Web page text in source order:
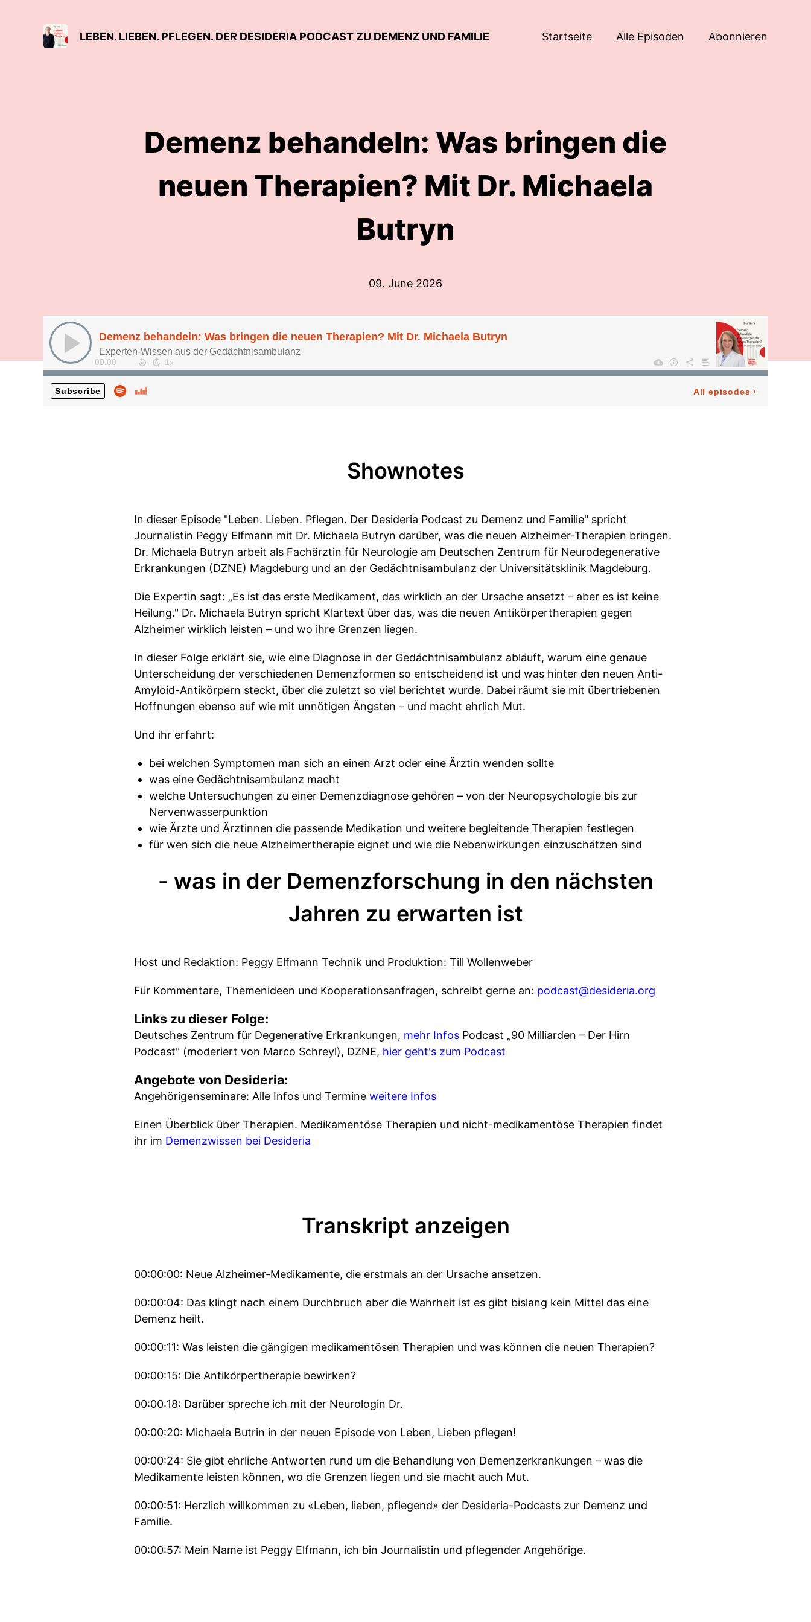
LEBEN. LIEBEN. PFLEGEN. DER DESIDERIA PODCAST ZU DEMENZ UND FAMILIE Startseite Alle Episoden Abonnieren
Demenz behandeln: Was bringen die
neuen Therapien? Mit Dr. Michaela
Butryn
09. June 2026
Demenz behandeln: Was bringen die neuen Therapien? Mit Dr. Michaela Butryn
Experten-Wissen aus der Gedächtnisambulanz
00:00
Subscribe All episodes ›
Shownotes
In dieser Episode "Leben. Lieben. Pflegen. Der Desideria Podcast zu Demenz und Familie" spricht
Journalistin Peggy Elfmann mit Dr. Michaela Butryn darüber, was die neuen Alzheimer-Therapien bringen.
Dr. Michaela Butryn arbeit als Fachärztin für Neurologie am Deutschen Zentrum für Neurodegenerative
Erkrankungen (DZNE) Magdeburg und an der Gedächtnisambulanz der Universitätsklinik Magdeburg.
Die Expertin sagt: „Es ist das erste Medikament, das wirklich an der Ursache ansetzt – aber es ist keine
Heilung." Dr. Michaela Butryn spricht Klartext über das, was die neuen Antikörpertherapien gegen
Alzheimer wirklich leisten – und wo ihre Grenzen liegen.
In dieser Folge erklärt sie, wie eine Diagnose in der Gedächtnisambulanz abläuft, warum eine genaue
Unterscheidung der verschiedenen Demenzformen so entscheidend ist und was hinter den neuen Anti-
Amyloid-Antikörpern steckt, über die zuletzt so viel berichtet wurde. Dabei räumt sie mit übertriebenen
Hoffnungen ebenso auf wie mit unnötigen Ängsten – und macht ehrlich Mut.
Und ihr erfahrt:
bei welchen Symptomen man sich an einen Arzt oder eine Ärztin wenden sollte
was eine Gedächtnisambulanz macht
welche Untersuchungen zu einer Demenzdiagnose gehören – von der Neuropsychologie bis zur
Nervenwasserpunktion
wie Ärzte und Ärztinnen die passende Medikation und weitere begleitende Therapien festlegen
für wen sich die neue Alzheimertherapie eignet und wie die Nebenwirkungen einzuschätzen sind
- was in der Demenzforschung in den nächsten
Jahren zu erwarten ist
Host und Redaktion: Peggy Elfmann Technik und Produktion: Till Wollenweber
Für Kommentare, Themenideen und Kooperationsanfragen, schreibt gerne an: podcast@desideria.org
Links zu dieser Folge:
Deutsches Zentrum für Degenerative Erkrankungen, mehr Infos Podcast „90 Milliarden – Der Hirn
Podcast" (moderiert von Marco Schreyl), DZNE, hier geht's zum Podcast
Angebote von Desideria:
Angehörigenseminare: Alle Infos und Termine weitere Infos
Einen Überblick über Therapien. Medikamentöse Therapien und nicht-medikamentöse Therapien findet
ihr im Demenzwissen bei Desideria
Transkript anzeigen
00:00:00: Neue Alzheimer-Medikamente, die erstmals an der Ursache ansetzen.
00:00:04: Das klingt nach einem Durchbruch aber die Wahrheit ist es gibt bislang kein Mittel das eine
Demenz heilt.
00:00:11: Was leisten die gängigen medikamentösen Therapien und was können die neuen Therapien?
00:00:15: Die Antikörpertherapie bewirken?
00:00:18: Darüber spreche ich mit der Neurologin Dr.
00:00:20: Michaela Butrin in der neuen Episode von Leben, Lieben pflegen!
00:00:24: Sie gibt ehrliche Antworten rund um die Behandlung von Demenzerkrankungen – was die
Medikamente leisten können, wo die Grenzen liegen und sie macht auch Mut.
00:00:51: Herzlich willkommen zu «Leben, lieben, pflegend» der Desideria-Podcasts zur Demenz und
Familie.
00:00:57: Mein Name ist Peggy Elfmann, ich bin Journalistin und pflegender Angehörige.